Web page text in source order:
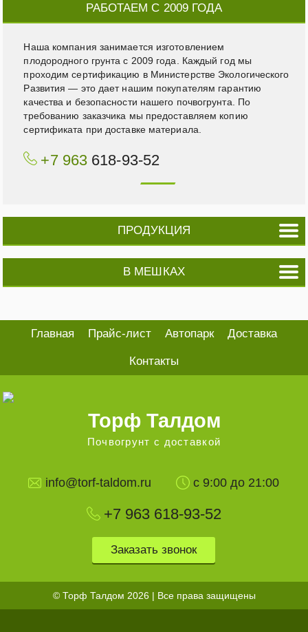
РАБОТАЕМ С 2009 ГОДА
Наша компания занимается изготовлением
плодородного грунта с 2009 года. Каждый год мы
проходим сертификацию в Министерстве Экологического
Развития — это дает нашим покупателям гарантию
качества и безопасности нашего почвогрунта. По
требованию заказчика мы предоставляем копию
сертификата при доставке материала.
+7 963 618-93-52
ПРОДУКЦИЯ
В МЕШКАХ
Главная Прайс-лист Автопарк Доставка
Контакты
Торф Талдом
Почвогрунт с доставкой
info@torf-taldom.ru с 9:00 до 21:00
+7 963618-93-52
Заказать звонок
© Торф Талдом 2026 | Все права защищены